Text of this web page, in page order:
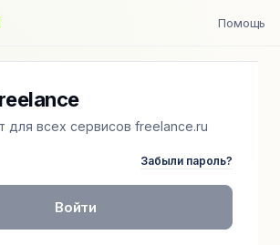
Помощь
для всех сервисов freelance.ru
Забыли пароль?
Войти